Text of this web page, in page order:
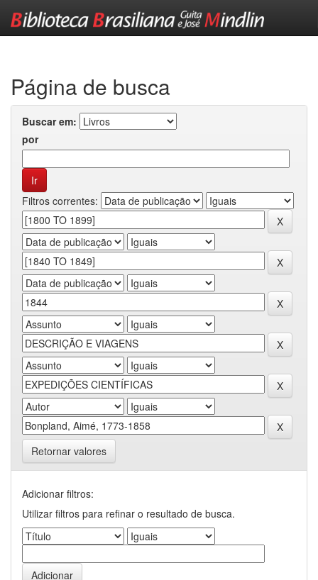
Página de busca
Buscar em:
por
Filtros correntes:
Retornar valores
Adicionar filtros:
Utilizar filtros para refinar o resultado de busca.